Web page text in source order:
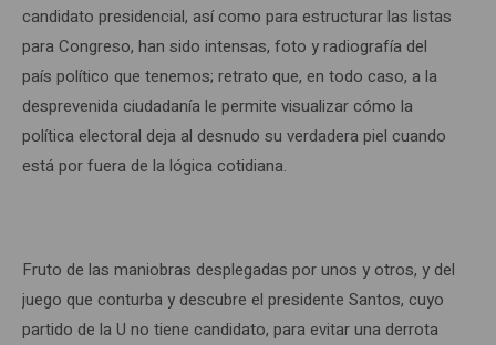
candidato presidencial, así como para estructurar las listas
para Congreso, han sido intensas, foto y radiografía del
país político que tenemos; retrato que, en todo caso, a la
desprevenida ciudadanía le permite visualizar cómo la
política electoral deja al desnudo su verdadera piel cuando
está por fuera de la lógica cotidiana.
Fruto de las maniobras desplegadas por unos y otros, y del
juego que conturba y descubre el presidente Santos, cuyo
partido de la U no tiene candidato, para evitar una derrota